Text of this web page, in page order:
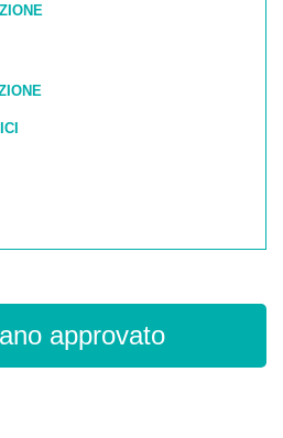
approvato